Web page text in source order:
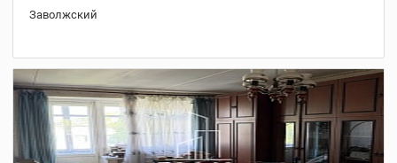
Заволжский